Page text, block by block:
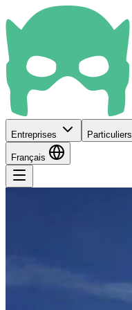
Entreprises Particuliers
Français